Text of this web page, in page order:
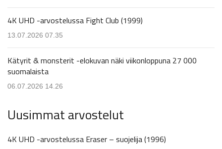
4K UHD -arvostelussa Fight Club (1999)
13.07.2026 07.35
Kätyrit & monsterit -elokuvan näki viikonloppuna 27 000
suomalaista
06.07.2026 14.26
Uusimmat arvostelut
4K UHD -arvostelussa Eraser – suojelija (1996)